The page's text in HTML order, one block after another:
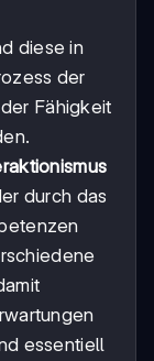
diese in
der
Fähigkeit
durch das
essentiell